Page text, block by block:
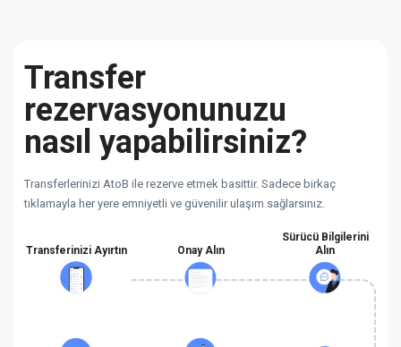
Transfer
rezervasyonunuzu
nasıl yapabilirsiniz?
Transferlerinizi AtoB ile rezerve etmek basittir. Sadece birkaç
tıklamayla her yere emniyetli ve güvenilir ulaşım sağlarsınız.
Transferinizi Ayırtın Onay Alın
Sürücü Bilgilerini
Alın